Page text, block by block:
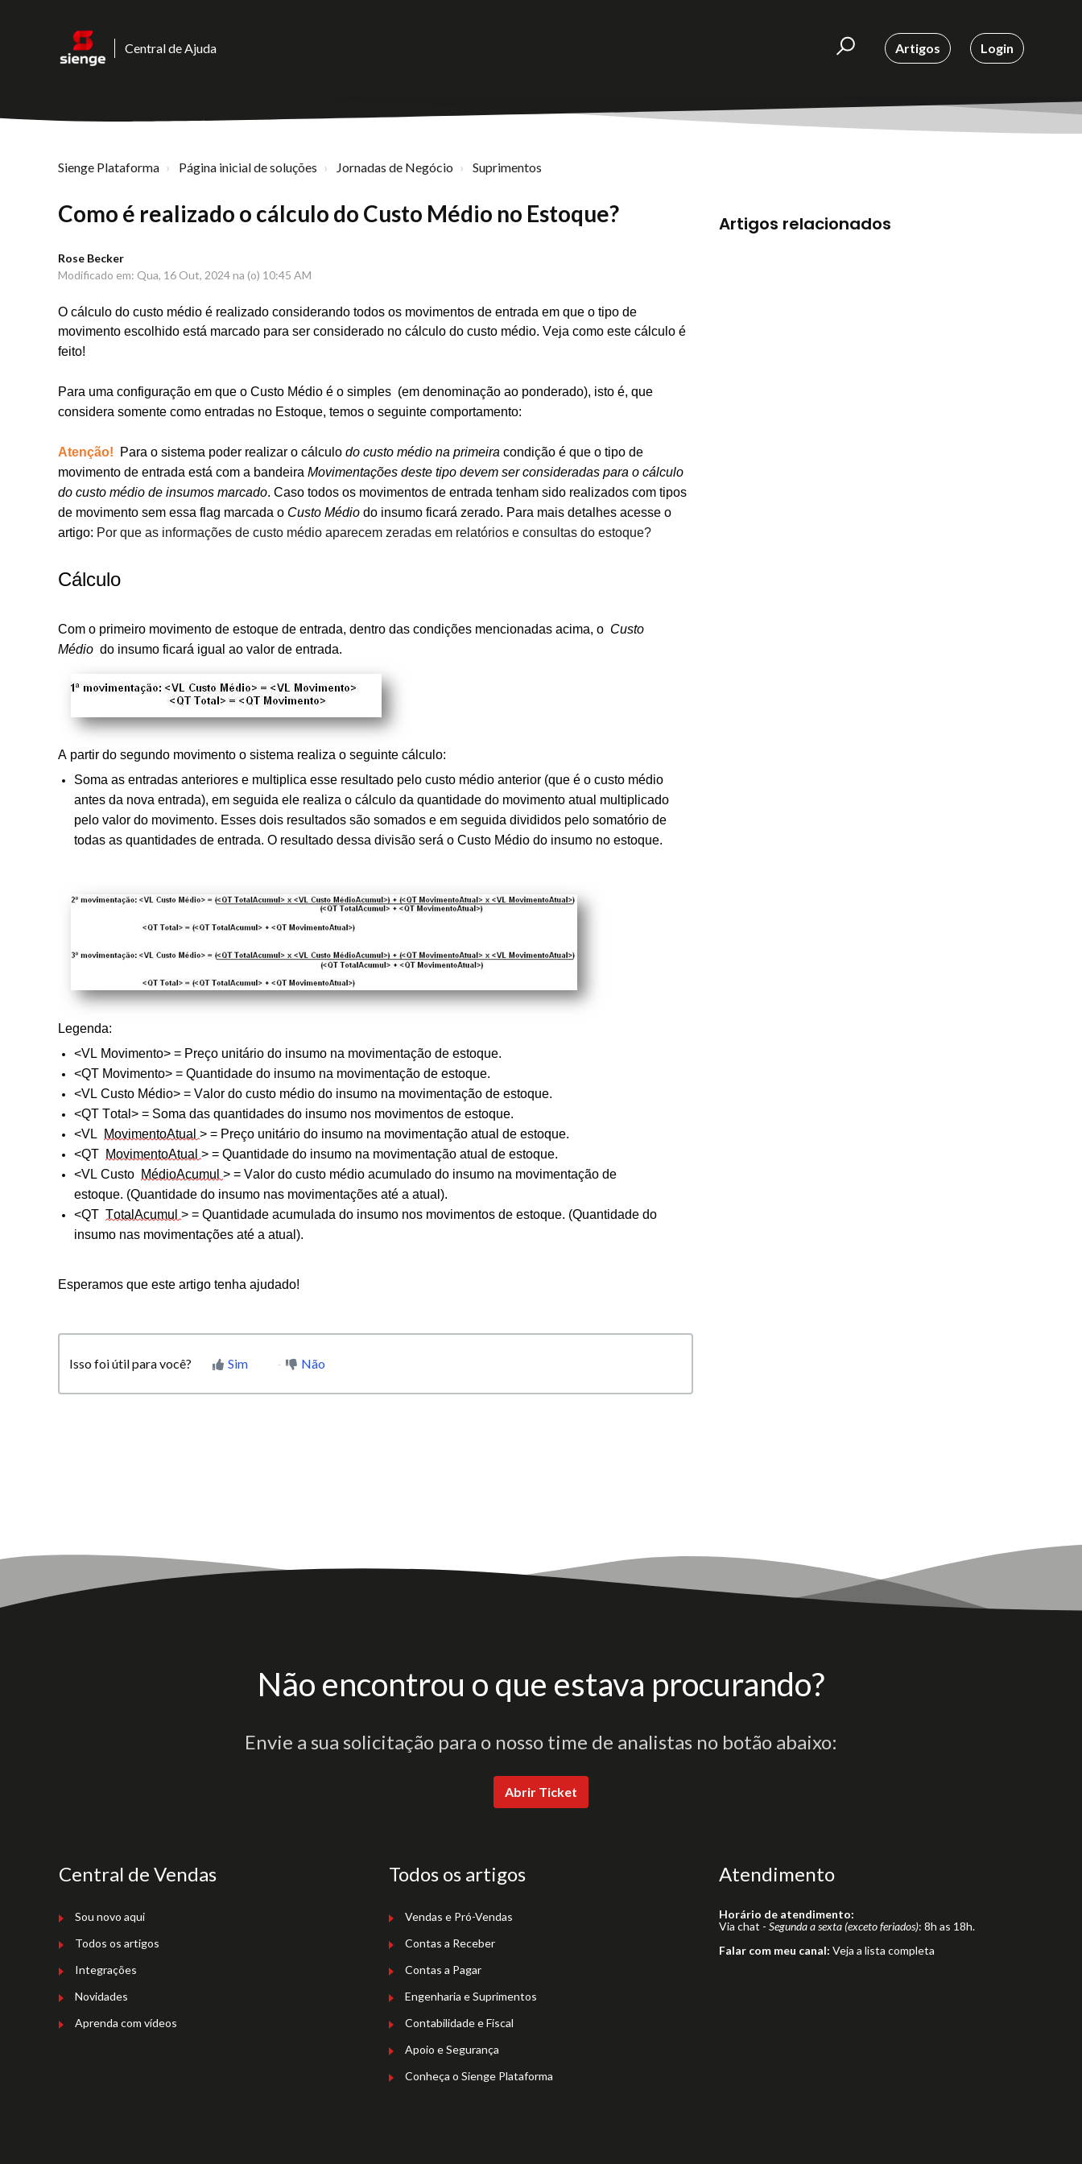
Central de Ajuda Artigos Login
Sienge Plataforma Página inicial de soluções Jornadas de Negócio Suprimentos
Como é realizado o cálculo do Custo Médio no Estoque?
Rose Becker
Modificado em: Qua, 16 Out, 2024 na (o) 10:45 AM
O cálculo do custo médio é realizado considerando todos os movimentos de entrada em que o tipo de
movimento escolhido está marcado para ser considerado no cálculo do custo médio. Veja como este cálculo é
feito!
Para uma configuração em que o Custo Médio é o simples (em denominação ao ponderado), isto é, que
considera somente como entradas no Estoque, temos o seguinte comportamento:
Atenção! Para o sistema poder realizar o cálculo do custo médio na primeira condição é que o tipo de
movimento de entrada está com a bandeira Movimentações deste tipo devem ser consideradas para o cálculo
do custo médio de insumos marcado. Caso todos os movimentos de entrada tenham sido realizados com tipos
de movimento sem essa flag marcada o Custo Médio do insumo ficará zerado. Para mais detalhes acesse o
artigo: Por que as informações de custo médio aparecem zeradas em relatórios e consultas do estoque?
Cálculo
Com o primeiro movimento de estoque de entrada, dentro das condições mencionadas acima, o Custo
Médio do insumo ficará igual ao valor de entrada.
A partir do segundo movimento o sistema realiza o seguinte cálculo:
Soma as entradas anteriores e multiplica esse resultado pelo custo médio anterior (que é o custo médio
antes da nova entrada), em seguida ele realiza o cálculo da quantidade do movimento atual multiplicado
pelo valor do movimento. Esses dois resultados são somados e em seguida divididos pelo somatório de
todas as quantidades de entrada. O resultado dessa divisão será o Custo Médio do insumo no estoque.
Legenda:
<VL Movimento> = Preço unitário do insumo na movimentação de estoque.
<QT Movimento> = Quantidade do insumo na movimentação de estoque.
<VL Custo Médio> = Valor do custo médio do insumo na movimentação de estoque.
<QT Total> = Soma das quantidades do insumo nos movimentos de estoque.
<VL
MovimentoAtual > = Preço unitário do insumo na movimentação atual de estoque.
<QT MovimentoAtual > = Quantidade do insumo na movimentação atual de estoque.
<VL Custo MédioAcumul > = Valor do custo médio acumulado do insumo na movimentação de
estoque. (Quantidade do insumo nas movimentações até a atual).
<QT TotalAcumul > = Quantidade acumulada do insumo nos movimentos de estoque. (Quantidade do
insumo nas movimentações até a atual).
Esperamos que este artigo tenha ajudado!
Isso foi útil para você? Sim Não
Artigos relacionados
Não encontrou o que estava procurando?
Envie a sua solicitação para o nosso time de analistas no botão abaixo:
Abrir Ticket
Central de Vendas
Sou novo aqui
Todos os artigos
Integrações
Novidades
Aprenda com vídeos
Todos os artigos
Vendas e Pró-Vendas
Contas a Receber
Contas a Pagar
Engenharia e Suprimentos
Contabilidade e Fiscal
Apoio e Segurança
Conheça o Sienge Plataforma
Atendimento
Horário de atendimento:
Via chat - Segunda a sexta (exceto feriados): 8h as 18h.
Falar com meu canal: Veja a lista completa